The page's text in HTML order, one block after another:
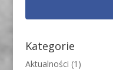
Kategorie
Aktualności (1)